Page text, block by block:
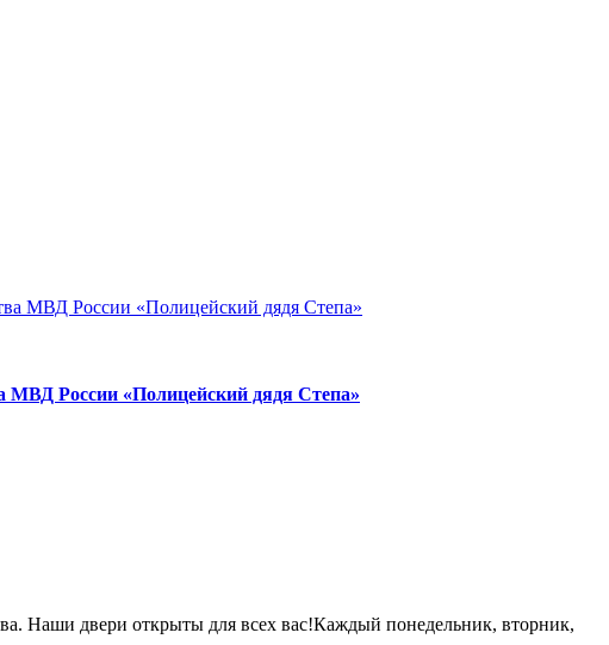
МВД России «Полицейский дядя Степа»
Наши двери открыты для всех вас!Каждый понедельник, вторник,